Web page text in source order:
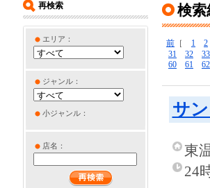
再検索
エリア：
ジャンル：
小ジャンル：
店名：
検索
前 ［ 1 2
31
32 33
60
61 62
サ
東
24